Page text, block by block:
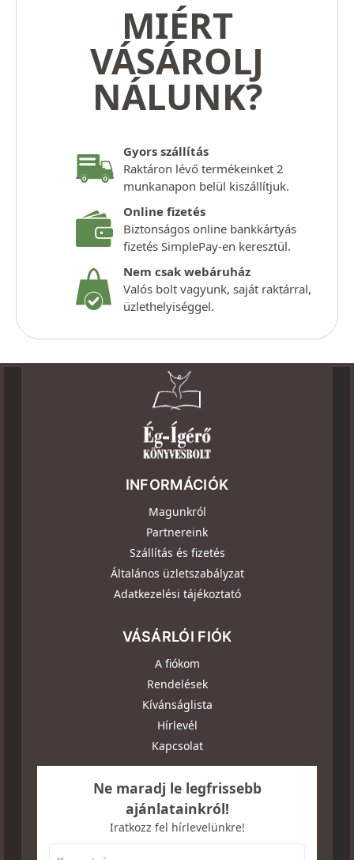
MIÉRT
VÁSÁROLJ
NÁLUNK?
Gyors szállítás
Raktáron lévő termékeinket 2
munkanapon belül kiszállítjuk.
Online fizetés
Biztonságos online bankkártyás
fizetés SimplePay-en keresztül.
Nem csak webáruház
Valós bolt vagyunk, saját raktárral,
üzlethelyiséggel.
INFORMÁCIÓK
Magunkról
Partnereink
Szállítás és fizetés
Általános üzletszabályzat
Adatkezelési tájékoztató
VÁSÁRLÓI FIÓK
A fiókom
Rendelések
Kívánságlista
Hírlevél
Kapcsolat
Ne maradj le legfrissebb
ajánlatainkról!
Iratkozz fel hírlevelünkre!